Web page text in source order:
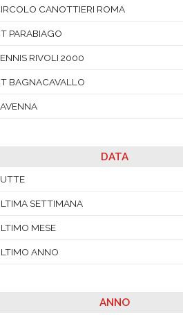
CANOTTIERI ROMA
PARABIAGO
RIVOLI 2000
BAGNACAVALLO
DATA
SETTIMANA
MESE
ANNO
ANNO